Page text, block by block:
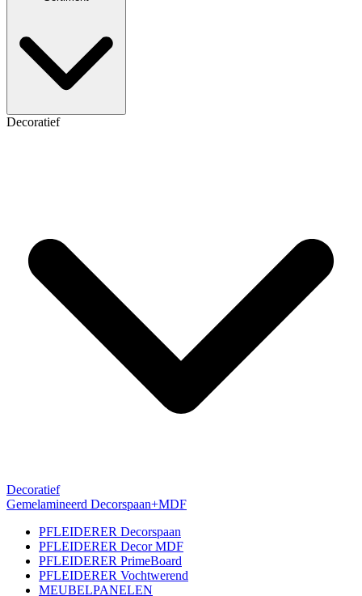
Decoratief
Decoratief
Gemelamineerd Decorspaan+MDF
PFLEIDERER Decorspaan
PFLEIDERER Decor MDF
PFLEIDERER PrimeBoard
PFLEIDERER Vochtwerend
MEUBELPANELEN